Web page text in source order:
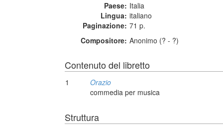
Paese: Italia
Lingua: italiano
Paginazione: 71 p.
Compositore: Anonimo (? - ?)
Contenuto del libretto
1
Orazio
commedia per musica
Struttura